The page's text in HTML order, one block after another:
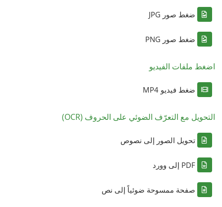
ضغط صور JPG
ضغط صور PNG
اضغط ملفات الفيديو
ضغط فيديو MP4
التحويل مع التعرّف الضوئي على الحروف (OCR)
تحويل الصور إلى نصوص
PDF إلى وورد
صفحة ممسوحة ضوئياً إلى نص